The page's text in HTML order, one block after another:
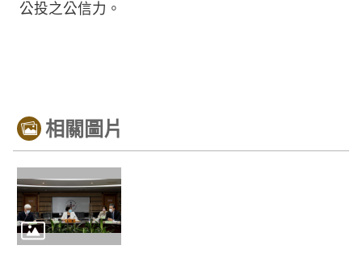
公投之公信力。
相關圖片